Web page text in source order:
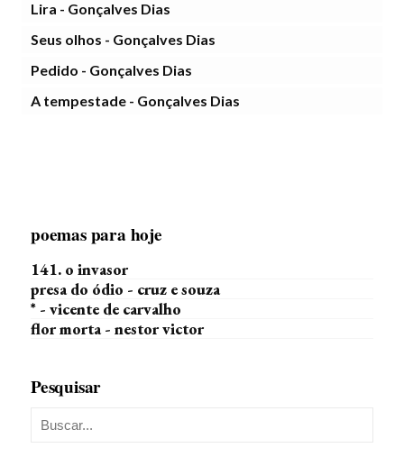
Lira - Gonçalves Dias
Seus olhos - Gonçalves Dias
Pedido - Gonçalves Dias
A tempestade - Gonçalves Dias
poemas para hoje
141. o invasor
presa do ódio - cruz e souza
* - vicente de carvalho
flor morta - nestor victor
Pesquisar